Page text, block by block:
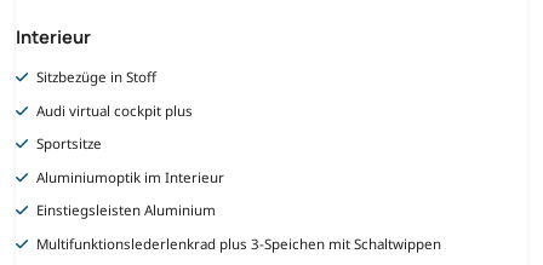
Interieur
Sitzbezüge in Stoff
Audi virtual cockpit plus
Sportsitze
Aluminiumoptik im Interieur
Einstiegsleisten Aluminium
Multifunktionslederlenkrad plus 3-Speichen mit Schaltwippen